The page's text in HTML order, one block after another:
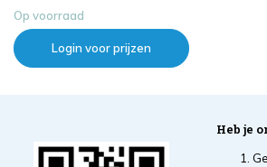
Op voorraad
Login voor prijzen
Heb je